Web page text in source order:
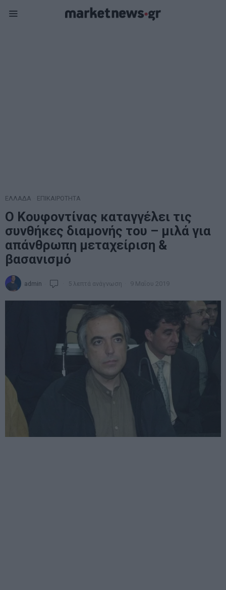
ΕΛΛΑΔΑ ΕΠΙΚΑΙΡΟΤΗΤΑ
Ο Κουφοντίνας καταγγέλει τις
συνθήκες διαμονής του – μιλά για
απάνθρωπη μεταχείριση &
βασανισμό
admin 5 λεπτά ανάγνωση 9 Μαΐου 2019